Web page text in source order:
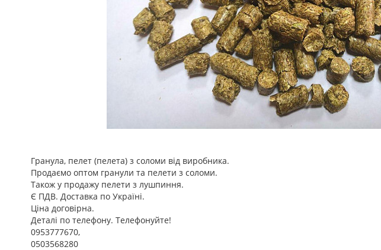
Гранула, пелет (пелета) з соломи від виробника.
Продаємо оптом гранули та пелети з соломи.
Також у продажу пелети з лушпиння.
Є ПДВ. Доставка по Україні.
Ціна договірна.
Деталі по телефону. Телефонуйте!
0953777670,
0503568280